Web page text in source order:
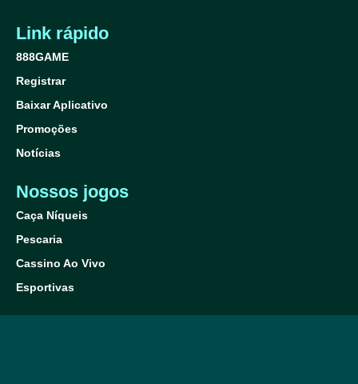
Link rápido
888GAME
Registrar
Baixar Aplicativo
Promoções
Notícias
Nossos jogos
Caça Níqueis
Pescaria
Cassino Ao Vivo
Esportivas